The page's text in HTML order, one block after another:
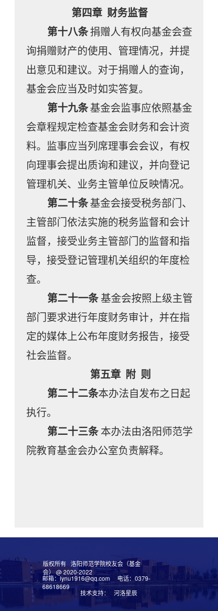
第四章 财务监督
第十八条 捐赠人有权向基金会查
询捐赠财产的使用、管理情况，并提
出意见和建议。对于捐赠人的查询，
基金会应当及时如实答复。
第十九条 基金会监事应依照基金
会章程规定检查基金会财务和会计资
料。监事应当列席理事会会议，有权
向理事会提出质询和建议，并向登记
管理机关、业务主管单位反映情况。
第二十条 基金会接受税务部门、
主管部门依法实施的税务监督和会计
监督，接受业务主管部门的监督和指
导，接受登记管理机关组织的年度检
查。
第二十一条 基金会按照上级主管
部门要求进行年度财务审计，并在指
定的媒体上公布年度财务报告，接受
社会监督。
第五章附 则
第二十二条本办法自发布之日起
执行。
第二十三条 本办法由洛阳师范学
院教育基金会办公室负责解释。
版权所有 洛阳师范学院校友会（基金
会） @ 2020-2022
邮箱：lynu1916@qq.com 电话：0379-
68618669
技术支持： 河洛星辰